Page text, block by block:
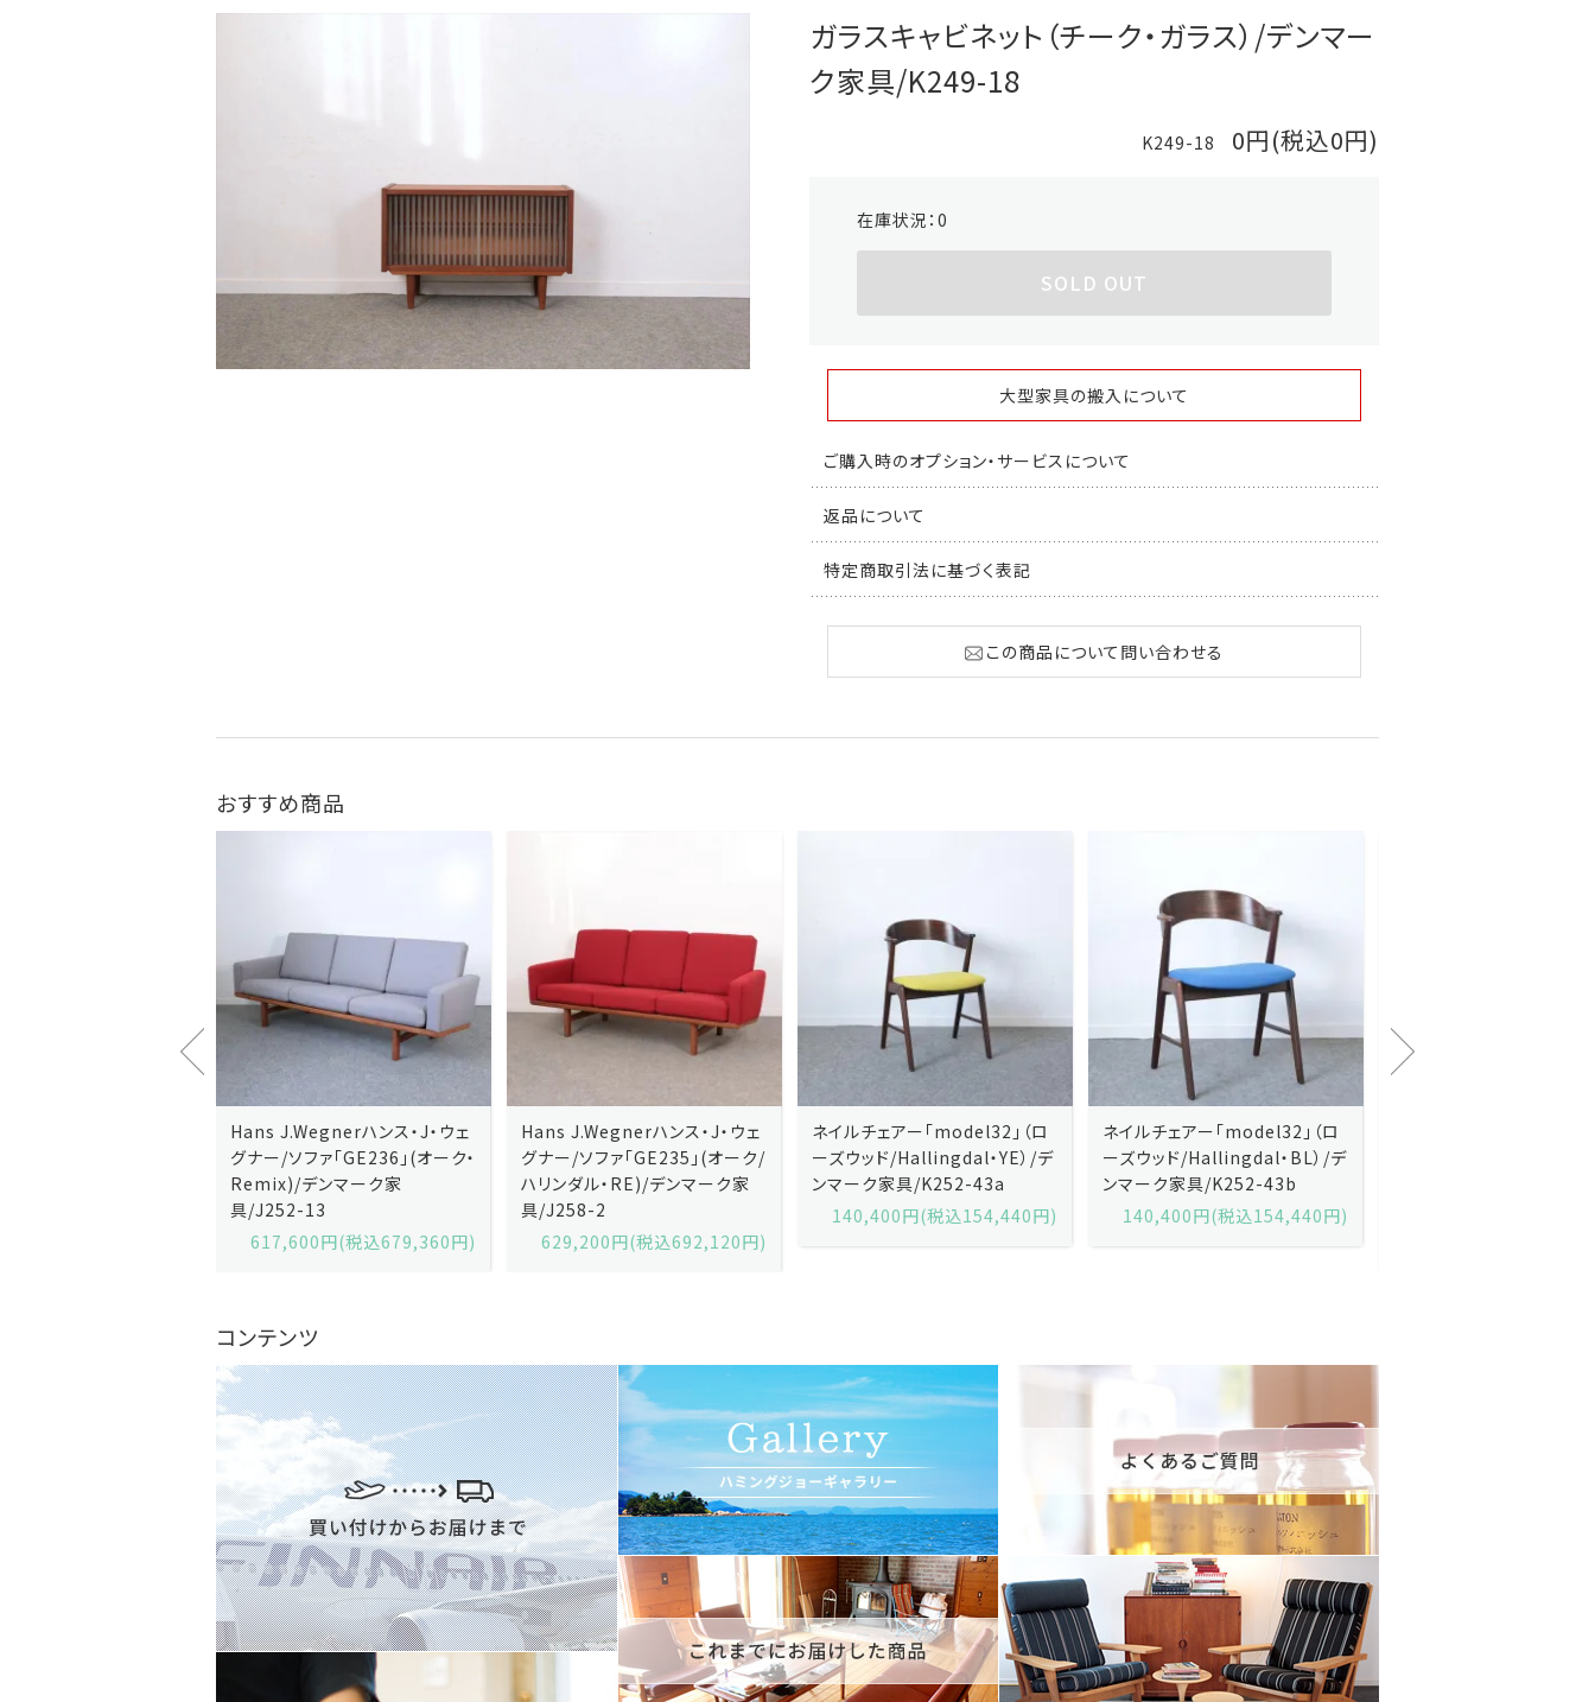
ガラスキャビネット（チーク・ガラス）/デンマー
ク家具/K249-18
K249-18 0円(税込0円)
在庫状況： 0
SOLD OUT
大型家具の搬入について
ご購入時のオプション・サービスについて
返品について
特定商取引法に基づく表記
この商品について問い合わせる
おすすめ商品
Hans J.Wegnerハンス・J・ウェ
グナー/ソファ「GE235」(オーク/
ハリンダル・RE)/デンマーク家
具/J258-2
629,200円(税込692,120円)
ネイルチェアー「model32」（ロ
ーズウッド/Hallingdal・YE）/デ
ンマーク家具/K252-43a
140,400円(税込154,440円)
ネイルチェアー「model32」（ロ
ーズウッド/Hallingdal・BL）/デ
ンマーク家具/K252-43b
140,400円(税込154,440円)
Kai Kristiansenカイ・クリスチ
ャンセン/ダイニングチェアー
「No.42」（ローズウッド・レザー
黒）/デンマーク家具/J252-57j
コンテンツ